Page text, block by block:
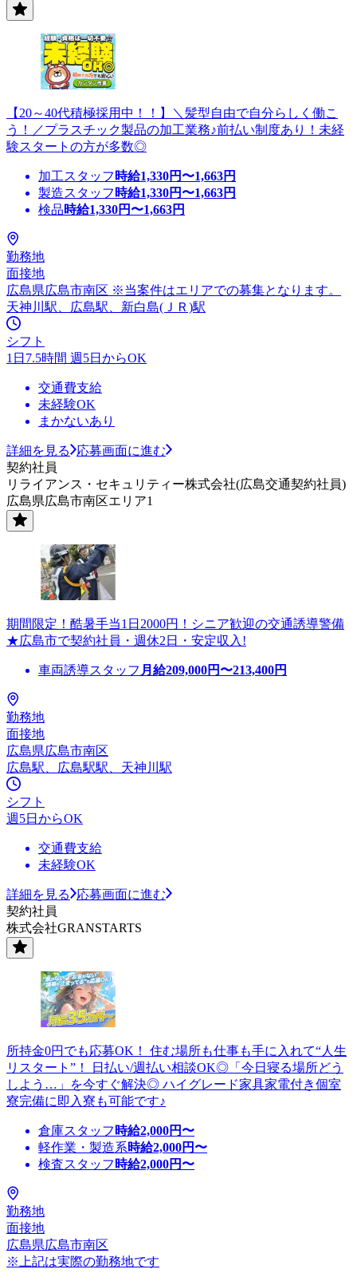
【20～40代積極採用中！！】＼髪型自由で自分らしく働こ
う！／プラスチック製品の加工業務♪前払い制度あり！未経
験スタートの方が多数◎
加工スタッフ 時給1,330円〜1,663円
製造スタッフ 時給1,330円〜1,663円
検品時給1,330円〜1,663円
勤務地
面接地
広島県広島市南区 ※当案件はエリアでの募集となります。
天神川駅、広島駅、新白島(ＪＲ)駅
シフト
1日7.5時間 週5日からOK
交通費支給
未経験OK
まかないあり
詳細を見る
応募画面に進む
契約社員
リライアンス・セキュリティー株式会社(広島交通契約社員)
広島県広島市南区エリア1
期間限定！酷暑手当1日2000円！シニア歓迎の交通誘導警備
★広島市で契約社員・週休2日・安定収入!
車両誘導スタッフ 月給209,000円〜213,400円
勤務地
面接地
広島県広島市南区
広島駅、広島駅駅、天神川駅
シフト
週5日からOK
交通費支給
未経験OK
詳細を見る
応募画面に進む
契約社員
株式会社GRANSTARTS
所持金0円でも応募OK！ 住む場所も仕事も手に入れて“人生
リスタート”！ 日払い/週払い相談OK◎「今日寝る場所どう
しよう…」を今すぐ解決◎ ハイグレード家具家電付き個室
寮完備に即入寮も可能です♪
倉庫スタッフ 時給2,000円〜
軽作業・製造系時給2,000円〜
検査スタッフ 時給2,000円〜
勤務地
面接地
広島県広島市南区
※上記は実際の勤務地です